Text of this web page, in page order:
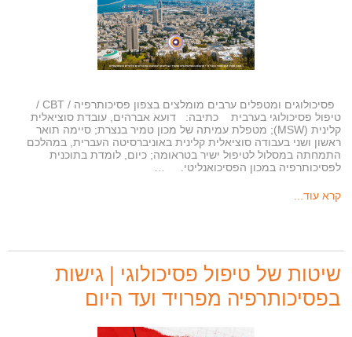
פסיכולוגים ומטפלים ערבים מומלצים בצפון פסיכותרפיה / CBT /
טיפול פסיכולוגי בערבית כתיבה: דועא אברהים, עובדת סוציאלית
קלינית (MSW); מטפלת עמיתה של מכון טמיר בנצרת; סיימה תואר
ראשון ושני בעבודה סוציאלית קלינית באוניברסיטה העברית, במהלכם
התמחתה במסלול לטיפול ישיר בטראומה; כיום, לומדת בתוכנית
לפסיכותרפיה במכון הפסיכואנליטי. …
קרא עוד...
שיטות של טיפול פסיכולוגי | גישות
בפסיכותרפיה מפרויד ועד היום